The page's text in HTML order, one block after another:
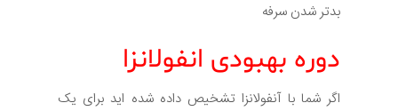
بدتر شدن سرفه
دوره بهبودی انفولانزا
اگر شما با آنفولانزا تشخیص داده شده اید برای یک